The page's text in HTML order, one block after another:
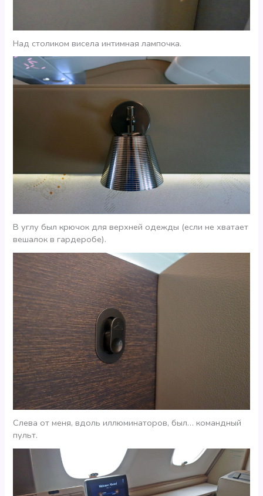
Над столиком висела интимная лампочка.
В углу был крючок для верхней одежды (если не хватает
вешалок в гардеробе).
Слева от меня, вдоль иллюминаторов, был… командный
пульт.